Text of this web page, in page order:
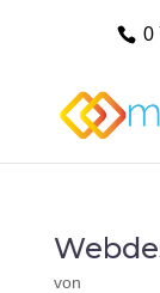
0
von